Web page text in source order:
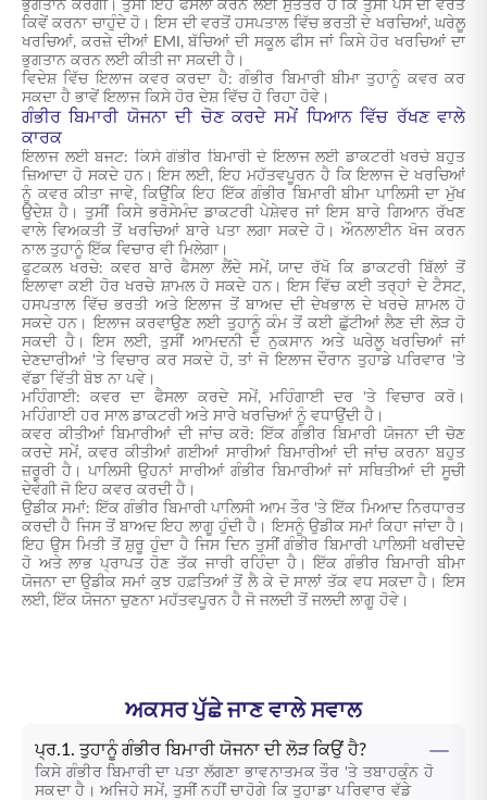
ਭੁਗਤਾਨ ਕਰੇਗੀ। ਤੁਸੀਂ ਇਹ ਫੈਸਲਾ ਕਰਨ ਲਈ ਸੁਤੰਤਰ ਹੋ ਕਿ ਤੁਸੀਂ ਪੈਸੇ ਦੀ ਵਰਤੋਂ
ਕਿਵੇਂ ਕਰਨਾ ਚਾਹੁੰਦੇ ਹੋ। ਇਸ ਦੀ ਵਰਤੋਂ ਹਸਪਤਾਲ ਵਿੱਚ ਭਰਤੀ ਦੇ ਖਰਚਿਆਂ, ਘਰੇਲੂ
ਖਰਚਿਆਂ, ਕਰਜ਼ੇ ਦੀਆਂ EMI, ਬੱਚਿਆਂ ਦੀ ਸਕੂਲ ਫੀਸ ਜਾਂ ਕਿਸੇ ਹੋਰ ਖਰਚਿਆਂ ਦਾ
ਭੁਗਤਾਨ ਕਰਨ ਲਈ ਕੀਤੀ ਜਾ ਸਕਦੀ ਹੈ।
ਵਿਦੇਸ਼ ਵਿੱਚ ਇਲਾਜ ਕਵਰ ਕਰਦਾ ਹੈ: ਗੰਭੀਰ ਬਿਮਾਰੀ ਬੀਮਾ ਤੁਹਾਨੂੰ ਕਵਰ ਕਰ
ਸਕਦਾ ਹੈ ਭਾਵੇਂ ਇਲਾਜ ਕਿਸੇ ਹੋਰ ਦੇਸ਼ ਵਿੱਚ ਹੋ ਰਿਹਾ ਹੋਵੇ।
ਗੰਭੀਰ ਬਿਮਾਰੀ ਯੋਜਨਾ ਦੀ ਚੋਣ ਕਰਦੇ ਸਮੇਂ ਧਿਆਨ ਵਿੱਚ ਰੱਖਣ ਵਾਲੇ
ਕਾਰਕ
ਇਲਾਜ ਲਈ ਬਜਟ: ਕਿਸੇ ਗੰਭੀਰ ਬਿਮਾਰੀ ਦੇ ਇਲਾਜ ਲਈ ਡਾਕਟਰੀ ਖਰਚੇ ਬਹੁਤ
ਜ਼ਿਆਦਾ ਹੋ ਸਕਦੇ ਹਨ। ਇਸ ਲਈ, ਇਹ ਮਹੱਤਵਪੂਰਨ ਹੈ ਕਿ ਇਲਾਜ ਦੇ ਖਰਚਿਆਂ
ਨੂੰ ਕਵਰ ਕੀਤਾ ਜਾਵੇ, ਕਿਉਂਕਿ ਇਹ ਇੱਕ ਗੰਭੀਰ ਬਿਮਾਰੀ ਬੀਮਾ ਪਾਲਿਸੀ ਦਾ ਮੁੱਖ
ਉਦੇਸ਼ ਹੈ। ਤੁਸੀਂ ਕਿਸੇ ਭਰੋਸੇਮੰਦ ਡਾਕਟਰੀ ਪੇਸ਼ੇਵਰ ਜਾਂ ਇਸ ਬਾਰੇ ਗਿਆਨ ਰੱਖਣ
ਵਾਲੇ ਵਿਅਕਤੀ ਤੋਂ ਖਰਚਿਆਂ ਬਾਰੇ ਪਤਾ ਲਗਾ ਸਕਦੇ ਹੋ। ਔਨਲਾਈਨ ਖੋਜ ਕਰਨ
ਨਾਲ ਤੁਹਾਨੂੰ ਇੱਕ ਵਿਚਾਰ ਵੀ ਮਿਲੇਗਾ।
ਫੁਟਕਲ ਖਰਚੇ: ਕਵਰ ਬਾਰੇ ਫੈਸਲਾ ਲੈਂਦੇ ਸਮੇਂ, ਯਾਦ ਰੱਖੋ ਕਿ ਡਾਕਟਰੀ ਬਿੱਲਾਂ ਤੋਂ
ਇਲਾਵਾ ਕਈ ਹੋਰ ਖਰਚੇ ਸ਼ਾਮਲ ਹੋ ਸਕਦੇ ਹਨ। ਇਸ ਵਿੱਚ ਕਈ ਤਰ੍ਹਾਂ ਦੇ ਟੈਸਟ,
ਹਸਪਤਾਲ ਵਿੱਚ ਭਰਤੀ ਅਤੇ ਇਲਾਜ ਤੋਂ ਬਾਅਦ ਦੀ ਦੇਖਭਾਲ ਦੇ ਖਰਚੇ ਸ਼ਾਮਲ ਹੋ
ਸਕਦੇ ਹਨ। ਇਲਾਜ ਕਰਵਾਉਣ ਲਈ ਤੁਹਾਨੂੰ ਕੰਮ ਤੋਂ ਕਈ ਛੁੱਟੀਆਂ ਲੈਣ ਦੀ ਲੋੜ ਹੋ
ਸਕਦੀ ਹੈ। ਇਸ ਲਈ, ਤੁਸੀਂ ਆਮਦਨੀ ਦੇ ਨੁਕਸਾਨ ਅਤੇ ਘਰੇਲੂ ਖਰਚਿਆਂ ਜਾਂ
ਦੇਣਦਾਰੀਆਂ 'ਤੇ ਵਿਚਾਰ ਕਰ ਸਕਦੇ ਹੋ, ਤਾਂ ਜੋ ਇਲਾਜ ਦੌਰਾਨ ਤੁਹਾਡੇ ਪਰਿਵਾਰ 'ਤੇ
ਵੱਡਾ ਵਿੱਤੀ ਬੋਝ ਨਾ ਪਵੇ।
ਮਹਿੰਗਾਈ: ਕਵਰ ਦਾ ਫੈਸਲਾ ਕਰਦੇ ਸਮੇਂ, ਮਹਿੰਗਾਈ ਦਰ 'ਤੇ ਵਿਚਾਰ ਕਰੋ।
ਮਹਿੰਗਾਈ ਹਰ ਸਾਲ ਡਾਕਟਰੀ ਅਤੇ ਸਾਰੇ ਖਰਚਿਆਂ ਨੂੰ ਵਧਾਉਂਦੀ ਹੈ।
ਕਵਰ ਕੀਤੀਆਂ ਬਿਮਾਰੀਆਂ ਦੀ ਜਾਂਚ ਕਰੋ: ਇੱਕ ਗੰਭੀਰ ਬਿਮਾਰੀ ਯੋਜਨਾ ਦੀ ਚੋਣ
ਕਰਦੇ ਸਮੇਂ, ਕਵਰ ਕੀਤੀਆਂ ਗਈਆਂ ਸਾਰੀਆਂ ਬਿਮਾਰੀਆਂ ਦੀ ਜਾਂਚ ਕਰਨਾ ਬਹੁਤ
ਜ਼ਰੂਰੀ ਹੈ। ਪਾਲਿਸੀ ਉਹਨਾਂ ਸਾਰੀਆਂ ਗੰਭੀਰ ਬਿਮਾਰੀਆਂ ਜਾਂ ਸਥਿਤੀਆਂ ਦੀ ਸੂਚੀ
ਦੇਵੇਗੀ ਜੋ ਇਹ ਕਵਰ ਕਰਦੀ ਹੈ।
ਉਡੀਕ ਸਮਾਂ: ਇੱਕ ਗੰਭੀਰ ਬਿਮਾਰੀ ਪਾਲਿਸੀ ਆਮ ਤੌਰ 'ਤੇ ਇੱਕ ਮਿਆਦ ਨਿਰਧਾਰਤ
ਕਰਦੀ ਹੈ ਜਿਸ ਤੋਂ ਬਾਅਦ ਇਹ ਲਾਗੂ ਹੁੰਦੀ ਹੈ। ਇਸਨੂੰ ਉਡੀਕ ਸਮਾਂ ਕਿਹਾ ਜਾਂਦਾ ਹੈ।
ਇਹ ਉਸ ਮਿਤੀ ਤੋਂ ਸ਼ੁਰੂ ਹੁੰਦਾ ਹੈ ਜਿਸ ਦਿਨ ਤੁਸੀਂ ਗੰਭੀਰ ਬਿਮਾਰੀ ਪਾਲਿਸੀ ਖਰੀਦਦੇ
ਹੋ ਅਤੇ ਲਾਭ ਪ੍ਰਾਪਤ ਹੋਣ ਤੱਕ ਜਾਰੀ ਰਹਿੰਦਾ ਹੈ। ਇੱਕ ਗੰਭੀਰ ਬਿਮਾਰੀ ਬੀਮਾ
ਯੋਜਨਾ ਦਾ ਉਡੀਕ ਸਮਾਂ ਕੁਝ ਹਫ਼ਤਿਆਂ ਤੋਂ ਲੈ ਕੇ ਦੋ ਸਾਲਾਂ ਤੱਕ ਵਧ ਸਕਦਾ ਹੈ। ਇਸ
ਲਈ, ਇੱਕ ਯੋਜਨਾ ਚੁਣਨਾ ਮਹੱਤਵਪੂਰਨ ਹੈ ਜੋ ਜਲਦੀ ਤੋਂ ਜਲਦੀ ਲਾਗੂ ਹੋਵੇ।
ਅਕਸਰ ਪੁੱਛੇ ਜਾਣ ਵਾਲੇ ਸਵਾਲ
ਪ੍ਰ.1. ਤੁਹਾਨੂੰ ਗੰਭੀਰ ਬਿਮਾਰੀ ਯੋਜਨਾ ਦੀ ਲੋੜ ਕਿਉਂ ਹੈ?
ਕਿਸੇ ਗੰਭੀਰ ਬਿਮਾਰੀ ਦਾ ਪਤਾ ਲੱਗਣਾ ਭਾਵਨਾਤਮਕ ਤੌਰ 'ਤੇ ਤਬਾਹਕੁੰਨ ਹੋ
ਸਕਦਾ ਹੈ। ਅਜਿਹੇ ਸਮੇਂ, ਤੁਸੀਂ ਨਹੀਂ ਚਾਹੋਗੇ ਕਿ ਤੁਹਾਡਾ ਪਰਿਵਾਰ ਵੱਡੇ